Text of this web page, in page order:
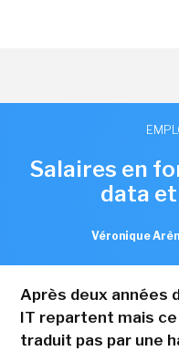
Salaires en
data
Véronique
Après deux années
IT repartent mais
traduit pas par une